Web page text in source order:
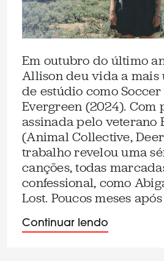
Em outubro do último
Allison deu vida a mais
de estúdio como
Evergreen (2024). Com
assinada pelo veterano
(Animal Collective,
trabalho revelou uma
canções, todas
confessional, como
Lost. Poucos meses
Continuar lendo